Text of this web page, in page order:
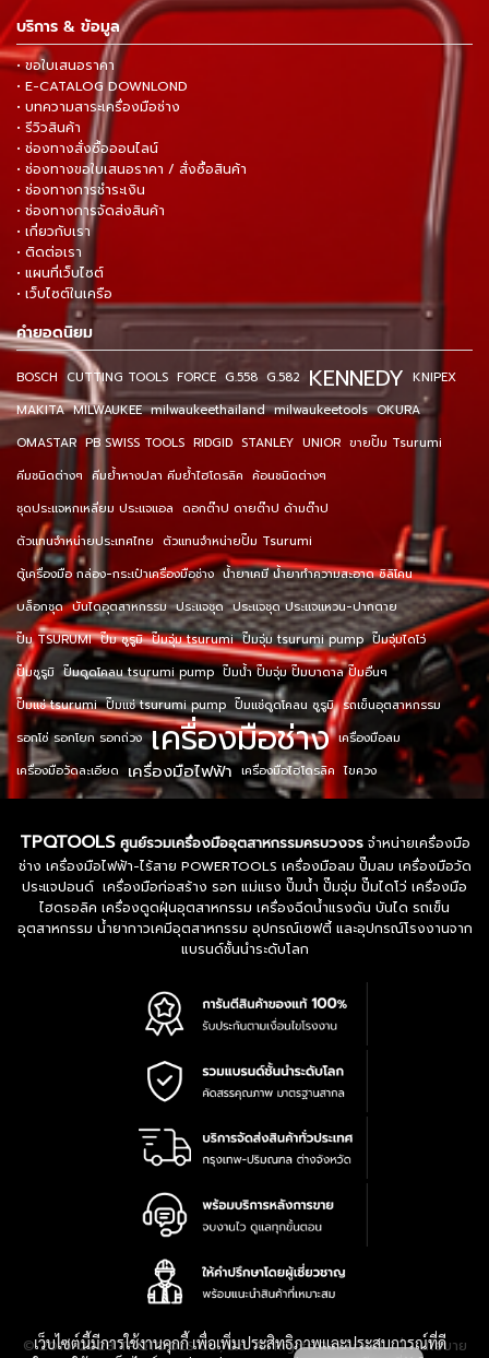
บริการ & ข้อมูล
• ขอใบเสนอราคา
• E-CATALOG DOWNLOND
• บทความสาระเครื่องมือช่าง
• รีวิวสินค้า
• ช่องทางสั่งซื้อออนไลน์
• ช่องทางขอใบเสนอราคา / สั่งซื้อสินค้า
• ช่องทางการชำระเงิน
• ช่องทางการจัดส่งสินค้า
• เกี่ยวกับเรา
• ติดต่อเรา
• แผนที่เว็บไซต์
• เว็บไซต์ในเครือ
คำยอดนิยม
BOSCH CUTTING TOOLS FORCE G.558 G.582 KENNEDY KNIPEX
MAKITA MILWAUKEE milwaukeethailand milwaukeetools OKURA
OMASTAR PB SWISS TOOLS RIDGID STANLEY UNIOR ขายปั๊ม Tsurumi
คีมชนิดต่างๆ คีมย้ำหางปลา คีมย้ำไฮโดรลิค ค้อนชนิดต่างๆ
ชุดประแจหกเหลี่ยม ประแจแอล ดอกต๊าป ดายต๊าป ด้ามต๊าป
ตัวแทนจำหน่ายประเทศไทย ตัวแทนจำหน่ายปั๊ม Tsurumi
ตู้เครื่องมือ กล่อง-กระเป๋าเครื่องมือช่าง น้ำยาเคมี น้ำยาทำความสะอาด ซิลิโคน
บล็อกชุด บันไดอุตสาหกรรม ประแจชุด ประแจชุด ประแจแหวน-ปากตาย
ปั๊ม TSURUMI ปั๊ม ซูรูมิ ปั๊มจุ่ม tsurumi ปั๊มจุ่ม tsurumi pump ปั๊มจุ่มไดโว่
ปั๊มซูรูมิ ปั๊มดูดโคลน tsurumi pump ปั๊มน้ำ ปั๊มจุ่ม ปั๊มบาดาล ปั๊มอื่นๆ
ปั๊มแช่ tsurumi ปั๊มแช่ tsurumi pump ปั๊มแช่ดูดโคลน ซูรูมิ รถเข็นอุตสาหกรรม
รอกโซ่ รอกโยก รอกถ่วง เครื่องมือช่าง เครื่องมือลม
เครื่องมือวัดละเอียด เครื่องมือไฟฟ้า เครื่องมือไฮโดรลิค ไขควง
TPQTOOLS ศูนย์รวมเครื่องมืออุตสาหกรรมครบวงจรจำหน่ายเครื่องมือ
ช่าง เครื่องมือไฟฟ้า-ไร้สาย POWERTOOLS เครื่องมือลม ปั๊มลม เครื่องมือวัด
ประแจปอนด์ เครื่องมือก่อสร้าง รอก แม่แรง ปั๊มน้ำ ปั๊มจุ่ม ปั๊มไดโว่ เครื่องมือ
ไฮดรอลิค เครื่องดูดฝุ่นอุตสาหกรรม เครื่องฉีดน้ำแรงดัน บันได รถเข็น
อุตสาหกรรม น้ำยากาวเคมีอุตสาหกรรม อุปกรณ์เซฟตี้ และอุปกรณ์โรงงานจาก
แบรนด์ชั้นนำระดับโลก
© 2016-2028 TPQTOOLS Co., Ltd. All Rights Reserved.|นโยบาย
เว็บไซต์นี้มีการใช้งานคุกกี้ เพื่อเพิ่มประสิทธิภาพและประสบการณ์ที่ดี